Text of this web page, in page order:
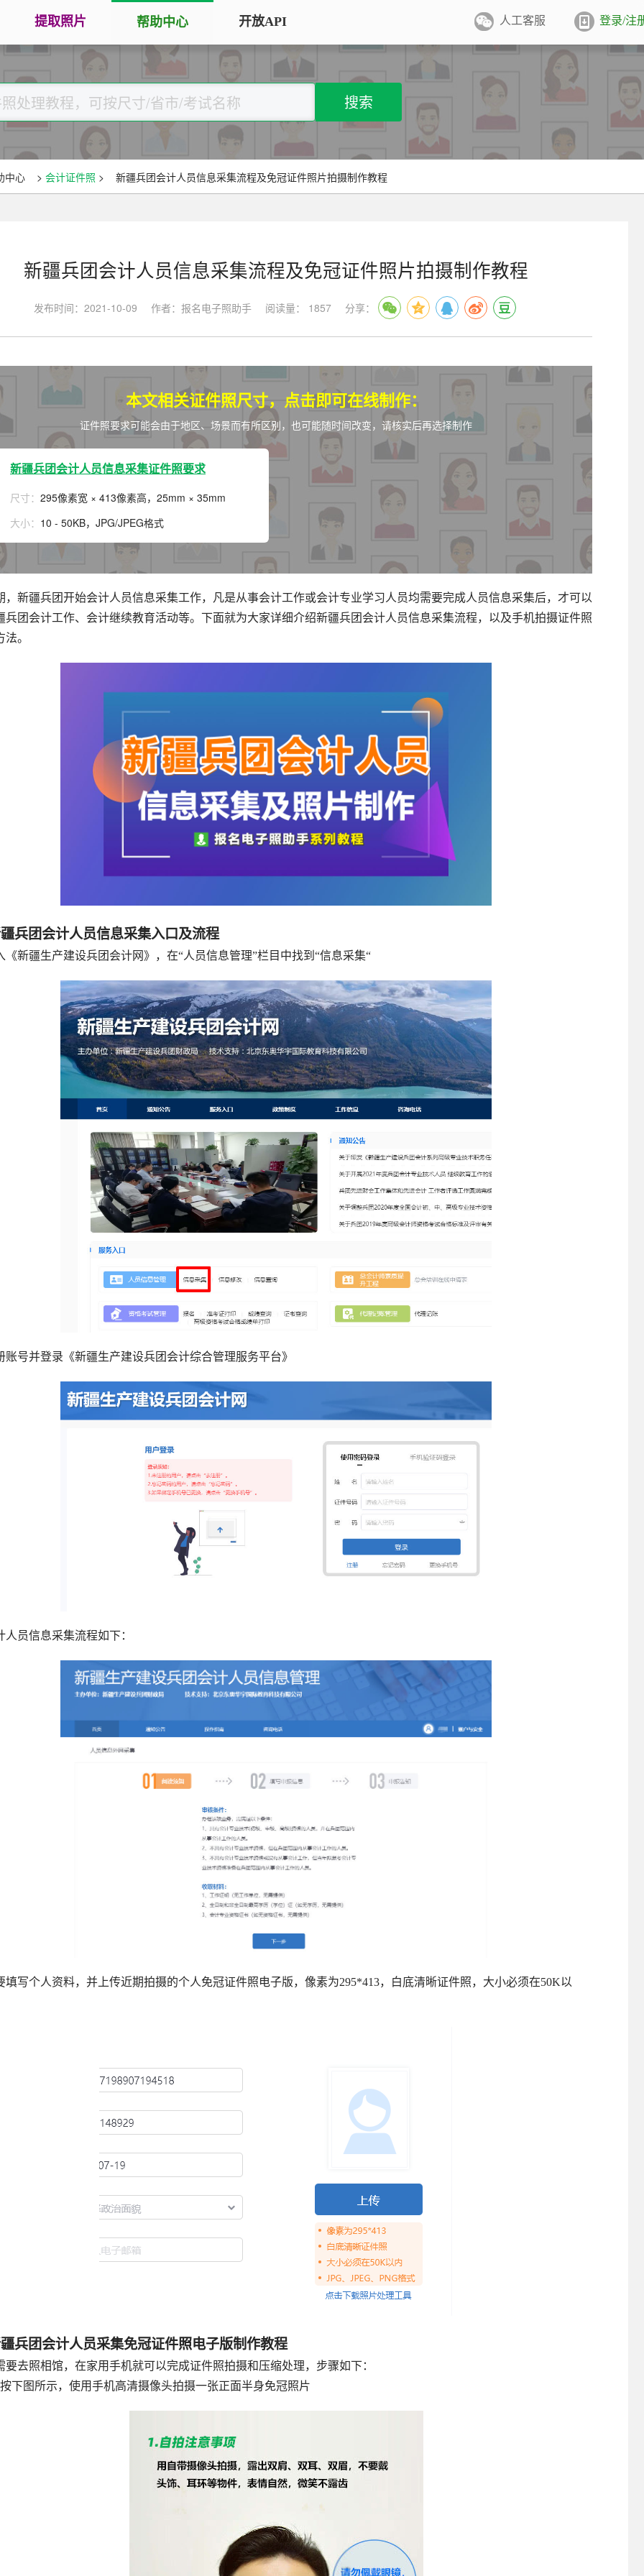
务专区
大学生毕业照采集
图像采集办理 | 相似度提升
广东省居民身份证照片回执
专属小程序 |
证件照采集系统
大学生毕业图像采集系统
全国中小学生学籍照片采集系统
制卡印刷&照片采集一体化平台
手机拍照扫描仪
手机秒变随身扫描仪，拍照矫正优
化一键搞定
图片改分辨率（DPI/PPI）
改变图片大小
将彩色图片转换为黑白、灰度，模
证件照排版
将单张证件照排版至5寸/6寸相纸，
常用文档纸张尺寸
等常用文档尺寸
提取照片 帮助中心 开放API 人工客服 登录/注
搜索
中心 > 会计证件照 > 新疆兵团会计人员信息采集流程及免冠证件照片拍摄制作教程
新疆兵团会计人员信息采集流程及免冠证件照片拍摄制作教程
发布时间：2021-10-09 作者：报名电子照助手 阅读量： 1857 分享：
本文相关证件照尺寸，点击即可在线制作：
证件照要求可能会由于地区、场景而有所区别，也可能随时间改变，请核实后再选择制作
新疆兵团会计人员信息采集证件照要求
尺寸： 295像素宽 × 413像素高，25mm × 35mm
大小： 10 - 50KB，JPG/JPEG格式
，新疆兵团开始会计人员信息采集工作，凡是从事会计工作或会计专业学习人员均需要完成人员信息采集后，才可以
兵团会计工作、会计继续教育活动等。下面就为大家详细介绍新疆兵团会计人员信息采集流程，以及手机拍摄证件照
。
兵团会计人员信息采集入口及流程
《新疆生产建设兵团会计网》，在“人员信息管理”栏目中找到“信息采集“
账号并登录《新疆生产建设兵团会计综合管理服务平台》
人员信息采集流程如下：
填写个人资料，并上传近期拍摄的个人免冠证件照电子版，像素为295*413，白底清晰证件照，大小必须在50K以
兵团会计人员采集免冠证件照电子版制作教程
要去照相馆，在家用手机就可以完成证件照拍摄和压缩处理，步骤如下：
下图所示，使用手机高清摄像头拍摄一张正面半身免冠照片